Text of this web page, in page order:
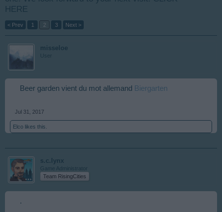
HERE
< Prev 1 2 3 Next >
misseloe
User
Beer garden vient du mot allemand Biergarten
Jul 31, 2017
Elco likes this.
s.c.lynx
Game Administrator
Team RisingCities
.